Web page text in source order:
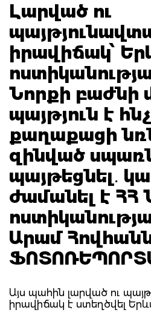
Լարված ու
իրավիճակ՝
Նորքի բաժնի
պայթյուն է
քաղաքացի
զինված
պայթեցնել․
ժամանել է ​​​​​​​ՀՀ
Արամ
Այս պահին լարված ու
իրավիճակ է ստեղծվել